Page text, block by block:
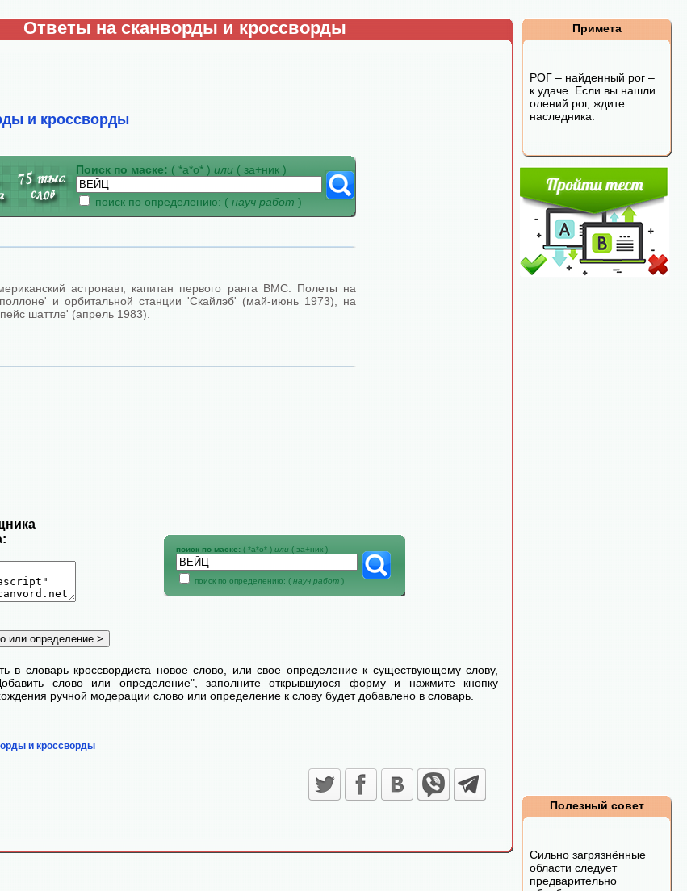
Ответы на сканворды и кроссворды
и кроссворды
Поиск по маске: ( *а*о* ) или ( за+ник )
поиск по определению: ( науч работ )
астронавт, капитан первого ранга ВМС. Полеты на
и орбитальной станции 'Скайлэб' (май-июнь 1973), на
шаттле' (апрель 1983).
поиск по маске: ( *а*о* ) или ( за+ник )
поиск по определению: ( науч работ )
в словарь кроссвордиста новое слово, или свое определение к существующему слову,
слово или определение", заполните открывшуюся форму и нажмите кнопку
ручной модерации слово или определение к слову будет добавлено в словарь.
и кроссворды
Примета
РОГ – найденный рог –
к удаче. Если вы нашли
олений рог, ждите
наследника.
Полезный совет
Сильно загрязнённые
области следует
предварительно